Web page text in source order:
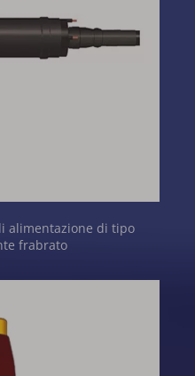
alimentazione di tipo
frabrato